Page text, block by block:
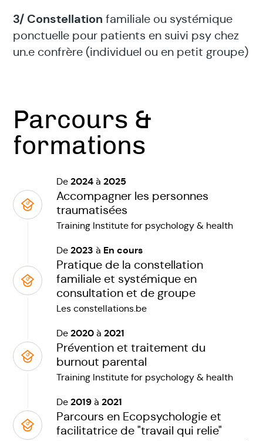
3/ Constellation familiale ou systémique
ponctuelle pour patients en suivi psy chez
un.e confrère (individuel ou en petit groupe)
Parcours &
formations
De2024 à2025
Accompagner les personnes
traumatisées
Training Institute for psychology & health
De2023 à En cours
Pratique de la constellation
familiale et systémique en
consultation et de groupe
Les constellations.be
De2020 à2021
Prévention et traitement du
burnout parental
Training Institute for psychology & health
De2019 à2021
Parcours en Ecopsychologie et
facilitatrice de "travail qui relie"